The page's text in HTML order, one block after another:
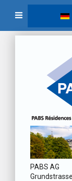
PABS AG